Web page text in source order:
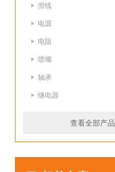
滑线
电源
电阻
喷嘴
轴承
继电器
查看全部产品